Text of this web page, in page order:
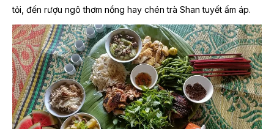
tỏi, đến rượu ngô thơm nồng hay chén trà Shan tuyết ấm áp.